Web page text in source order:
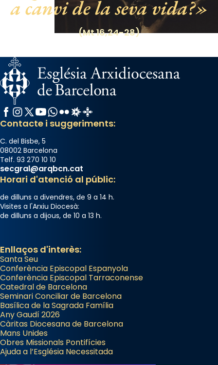
View on Facebook Share
a canvi de la seva vida?
(Mt 16,24-28)
Facebook
Instagram
X / Twitter
YouTube
WhatsApp
FlickrRadio Estel
Catalunya Cristiana
Contacte i suggeriments:
C. del Bisbe, 5
08002 Barcelona
Telf. 93 270 10 10
secgral@arqbcn.cat
Horari d'atenció al públic:
de dilluns a divendres, de 9 a 14 h.
Visites a l'Arxiu Diocesà:
de dilluns a dijous, de 10 a 13 h.
Enllaços d'interès:
Santa Seu
Conferència Episcopal Espanyola
Conferència Episcopal Tarraconense
Catedral de Barcelona
Seminari Conciliar de Barcelona
Basílica de la Sagrada Família
Any Gaudí 2026
Càritas Diocesana de Barcelona
Mans Unides
Obres Missionals Pontifícies
Ajuda a l’Església Necessitada